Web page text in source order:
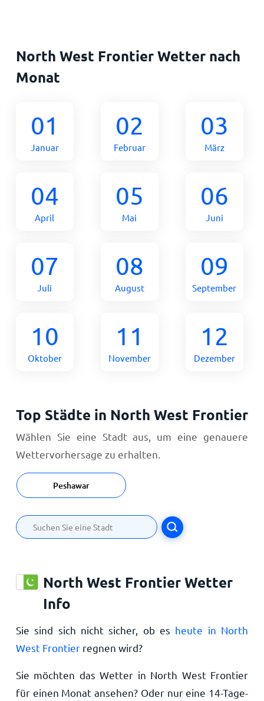
North West Frontier Wetter nach
Monat
01
Januar
02
Februar
03
März
04
April
05
Mai
06
Juni
07
Juli
08
August
09
September
10
Oktober
11
November
12
Dezember
Top Städte in North West Frontier
Wählen Sie eine Stadt aus, um eine genauere
Wettervorhersage zu erhalten.
Peshawar
North West Frontier Wetter
Info
Sie sind sich nicht sicher, ob es heute in North
West Frontierregnen wird?
Sie möchten das Wetter in North West Frontier
für einen Monat ansehen? Oder nur eine 14-Tage-